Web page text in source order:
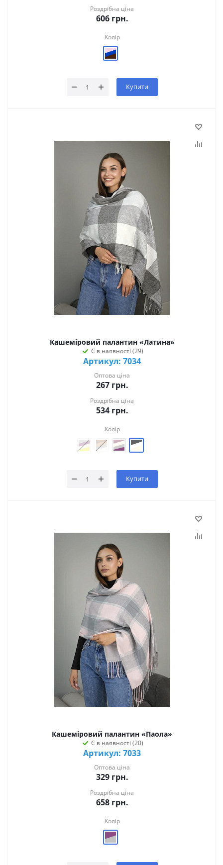
Роздрібна ціна
606грн.
Колір
Купити
Кашеміровий палантин «Латина»
Є в наявності (29)
Артикул: 7034
Оптова ціна
267грн.
Роздрібна ціна
534грн.
Колір
Купити
Кашеміровий палантин «Паола»
Є в наявності (20)
Артикул: 7033
Оптова ціна
329грн.
Роздрібна ціна
658грн.
Колір